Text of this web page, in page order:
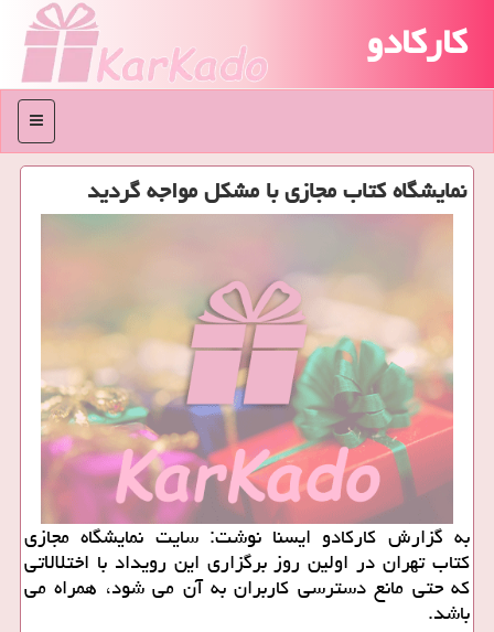
کارکادو
منو
نمایشگاه كتاب مجازی با مشكل مواجه گردید
به گزارش کارکادو ایسنا نوشت: سایت نمایشگاه مجازی
کتاب تهران در اولین روز برگزاری این رویداد با اختلالاتی
که حتی مانع دسترسی کاربران به آن می شود، همراه می
باشد.